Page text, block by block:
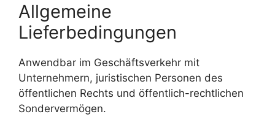
Allgemeine
Lieferbedingungen
Anwendbar im Geschäftsverkehr mit
Unternehmern, juristischen Personen des
öffentlichen Rechts und öffentlich-rechtlichen
Sondervermögen.